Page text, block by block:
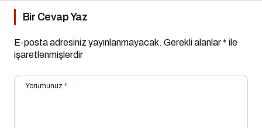
Bir Cevap Yaz
E-posta adresiniz yayınlanmayacak. Gerekli alanlar* ile
işaretlenmişlerdir
Yorumunuz *